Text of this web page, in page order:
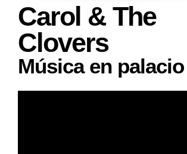
Carol & The
Clovers
Música en palacio